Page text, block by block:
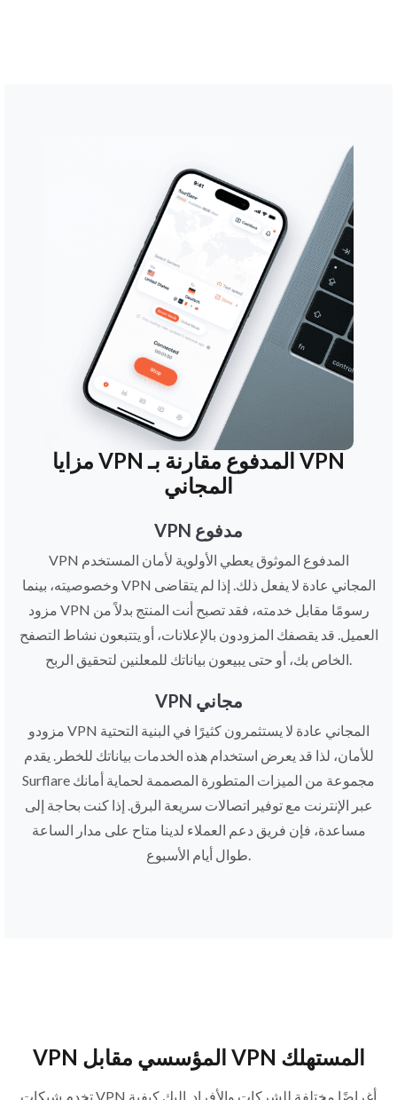
مزايا VPN المدفوع مقارنة بـ VPN
المجاني
VPN مدفوع
VPN المدفوع الموثوق يعطي الأولوية لأمان المستخدم
وخصوصيته، بينما VPN المجاني عادة لا يفعل ذلك. إذا لم يتقاضى
مزود VPN رسومًا مقابل خدمته، فقد تصبح أنت المنتج بدلاً من
العميل. قد يقصفك المزودون بالإعلانات، أو يتتبعون نشاط التصفح
VPN مجاني
مزودو VPN المجاني عادة لا يستثمرون كثيرًا في البنية التحتية
للأمان، لذا قد يعرض استخدام هذه الخدمات بياناتك للخطر. يقدم
Surflare مجموعة من الميزات المتطورة المصممة لحماية أمانك
عبر الإنترنت مع توفير اتصالات سريعة البرق. إذا كنت بحاجة إلى
مساعدة، فإن فريق دعم العملاء لدينا متاح على مدار الساعة
VPN المؤسسي مقابل VPN المستهلك
تخدم شبكات VPN أغراضًا مختلفة للشركات والأفراد. إليك كيفية